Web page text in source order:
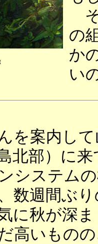
そ
の
か
い
を案内し
北部）に
システム
数週間ぶ
に秋が深
高いもの